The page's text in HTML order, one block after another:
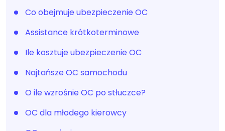
Co obejmuje ubezpieczenie OC
Assistance krótkoterminowe
Ile kosztuje ubezpieczenie OC
Najtańsze OC samochodu
O ile wzrośnie OC po stłuczce?
OC dla młodego kierowcy